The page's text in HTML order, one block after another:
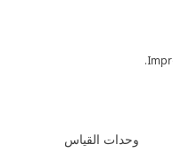
وحدات القياس